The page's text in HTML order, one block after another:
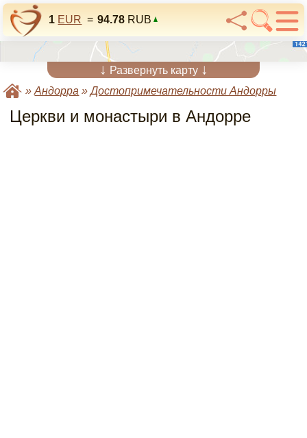
1 EUR = 94.78 RUB
↓ Развернуть карту ↓
»Андорра »Достопримечательности Андорры
Церкви и монастыри в Андорре